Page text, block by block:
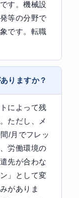
す。機械設
等の分野で
です。転職
りますか？
によって残
ただし、メ
/月でフレッ
労働環境の
先が合わな
」として変
がありま